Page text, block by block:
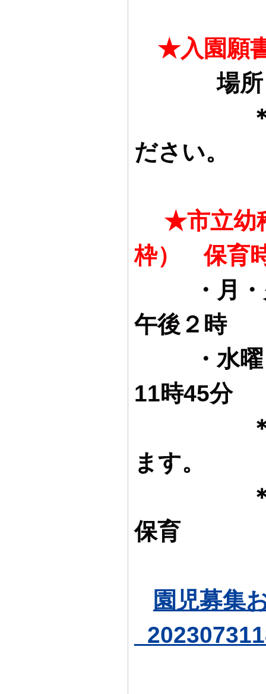
★入園願
場所：
ださい。
★市立幼
枠） 保育
・月
午後２時
・水
11時45分
＊３歳
ます。
＊大住
保育
園児募集